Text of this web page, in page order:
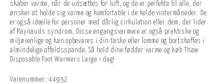
skaber varme, når de udsættes for luft, og de er perfekte til alle, der
ønsker at holde sig varme og komfortable i de kolde vintermåneder. De
er også ideelle for personer med dårlig cirkulation eller dem, der lider
af Raynauds syndrom. Disse engangsvarmere er også praktiske og
miljøvenlige og kan opbevares i din taske eller lomme og bortskaffes i
almindelige affaldsspande. Så hold dine fødder varme og køb Thaw
Disposable Foot Warmers Large i dag!
Varenummer: 44952